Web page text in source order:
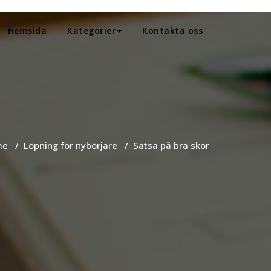
Hemsida Kategorier Kontakta oss
/ Löpning för nybörjare / Satsa på bra skor